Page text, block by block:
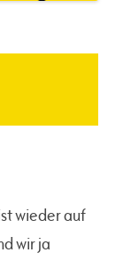
wieder auf
wir ja